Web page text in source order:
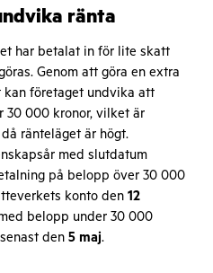
ränta
har betalat in för lite skatt
Genom att göra en extra
företaget undvika att
30 000 kronor, vilket är
ränteläget är högt.
med slutdatum
på belopp över 30 000
konto den 12
belopp under 30 000
den 5 maj.